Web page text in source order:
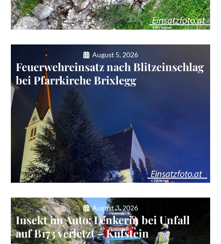
August 5, 2026
Feuerwehreinsatz nach Blitzeinschlag
bei Pfarrkirche Brixlegg
August 3, 2026
Insekt im Auto: Lenkerin bei Unfall
auf B173 verletzt – Kufstein